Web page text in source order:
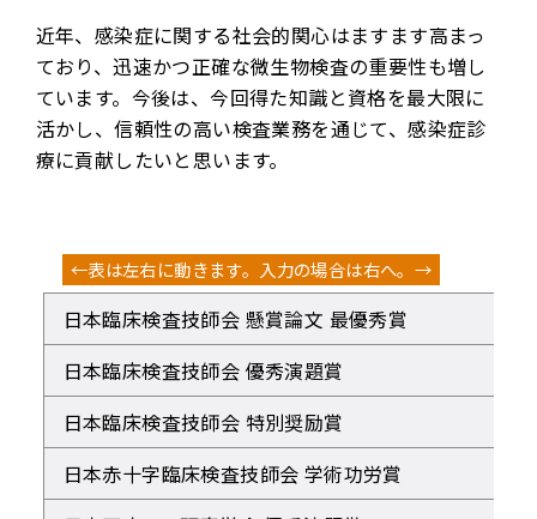
近年、感染症に関する社会的関心はますます高まっ
ており、迅速かつ正確な微生物検査の重要性も増し
ています。今後は、今回得た知識と資格を最大限に
活かし、信頼性の高い検査業務を通じて、感染症診
療に貢献したいと思います。
日本臨床検査技師会 懸賞論文 最優秀賞
日本臨床検査技師会 優秀演題賞
日本臨床検査技師会 特別奨励賞
日本赤十字臨床検査技師会 学術功労賞